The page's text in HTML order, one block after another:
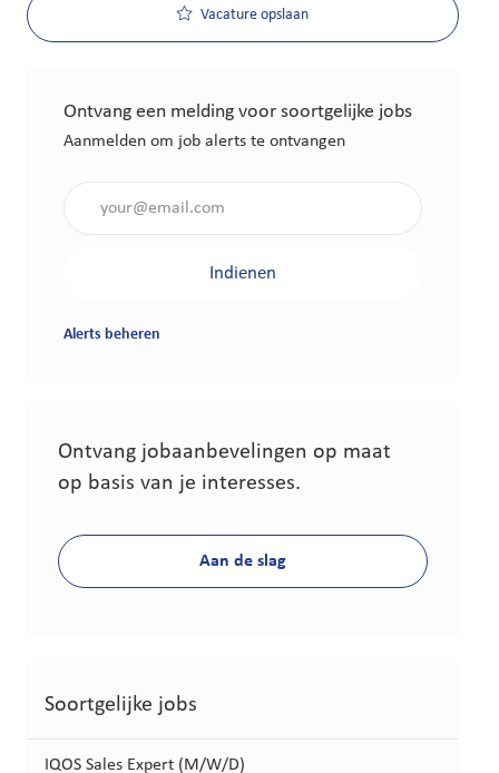
Vacature opslaan
Ontvang een melding voor soortgelijke jobs
Aanmelden om job alerts te ontvangen
Indienen
Alerts beheren
Ontvang jobaanbevelingen op maat
op basis van je interesses.
Aan de slag
Soortgelijke jobs
IQOS Sales Expert (M/W/D)